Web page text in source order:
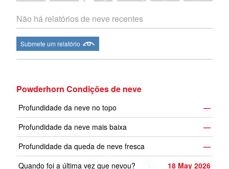
Não há relatórios de neve recentes
Submete um relatório
Powderhorn Condições de neve
Profundidade da neve no topo
—
Profundidade da neve mais baixa
—
Profundidade da queda de neve fresca
—
Quando foi a última vez que nevou?
18 May 2026